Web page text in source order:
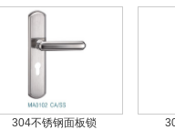
304不锈钢面板锁